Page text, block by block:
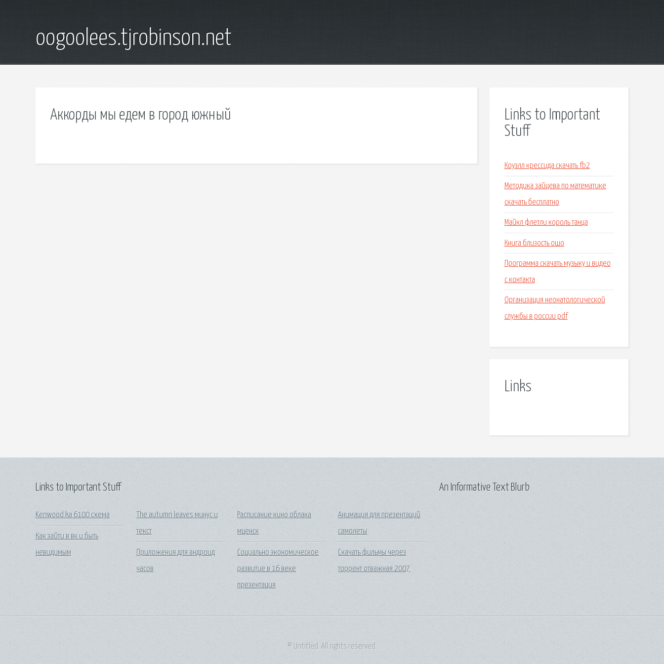
oogoolees.tjrobinson.net
Аккорды мы едем в город южный
Links to Important
Stuff
Коуэлл крессида скачать fb2
Методика зайцева по математике
скачать бесплатно
Майкл флетли король танца
Книга близость ошо
Программа скачать музыку и видео
с контакта
Организация неонатологической
службы в россии pdf
Links
Links to Important Stuff
Kenwood ka 6100 схема
Как зайти в вк и быть
невидимым
The autumn leaves минус и
текст
Приложения для андроид
часов
Расписание кино облака
мценск
Социально экономическое
развитие в 16 веке
презентация
Анимация для презентаций
самолеты
Скачать фильмы через
торрент отважная 2007
An Informative Text Blurb
© Untitled. All rights reserved.